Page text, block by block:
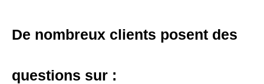
De nombreux clients posent des
questions sur :